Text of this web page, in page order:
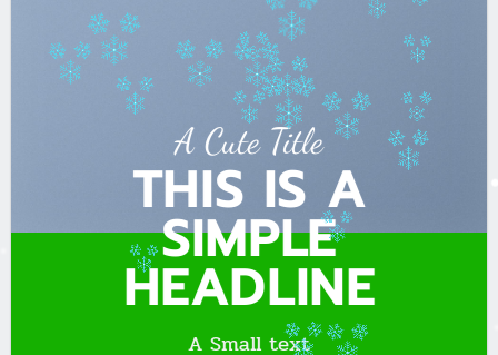
A Cute Title
THIS IS A
SIMPLE
HEADLINE
A Small text